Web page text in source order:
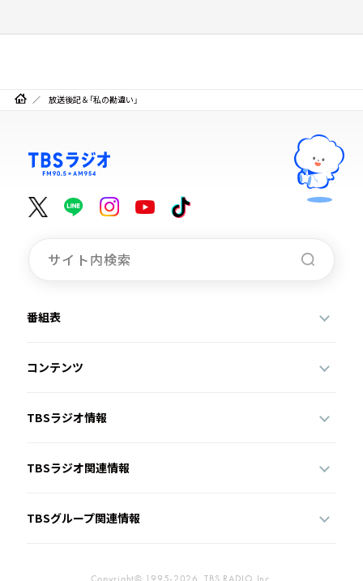
放送後記＆「私の勘違い」
番組表
コンテンツ
TBSラジオ情報
TBSラジオ関連情報
TBSグループ関連情報
Copyright© 1995-2026, TBS RADIO,Inc.